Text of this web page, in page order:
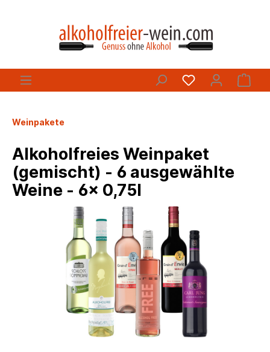
Weinpakete
Alkoholfreies Weinpaket
(gemischt) - 6 ausgewählte
Weine - 6x 0,75l